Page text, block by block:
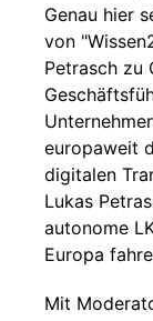
Genau hier
von
Petrasch zu
europaweit
digitalen
Lukas
autonome
Europa
Mit